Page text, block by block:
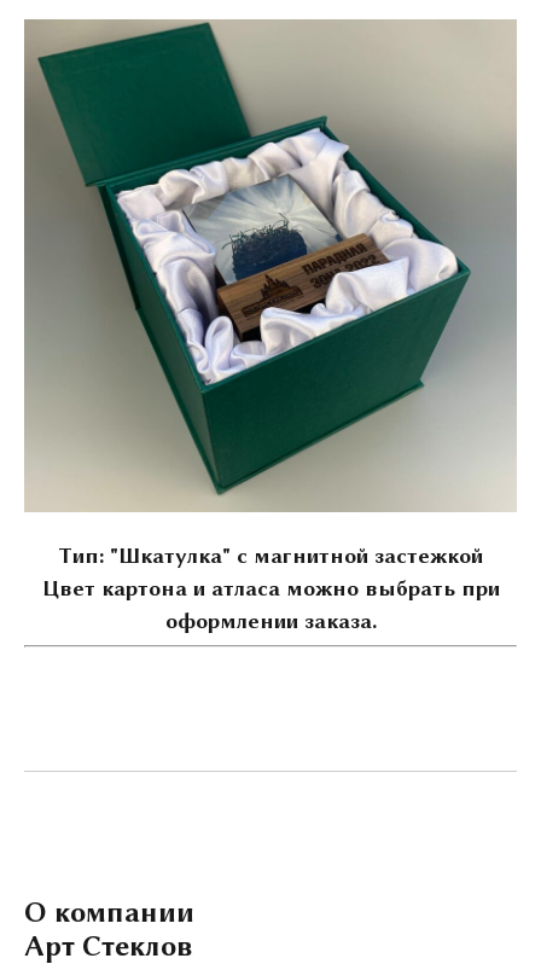
Тип: "Шкатулка" с магнитной застежкой
Цвет картона и атласа можно выбрать при
оформлении заказа.
О компании
Арт Стеклов